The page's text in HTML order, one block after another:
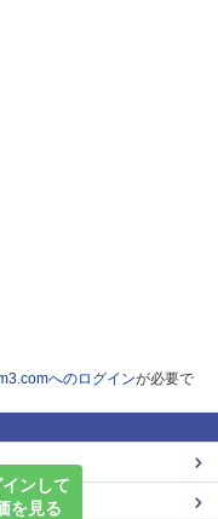
へのログインが必要で
インして
を見る